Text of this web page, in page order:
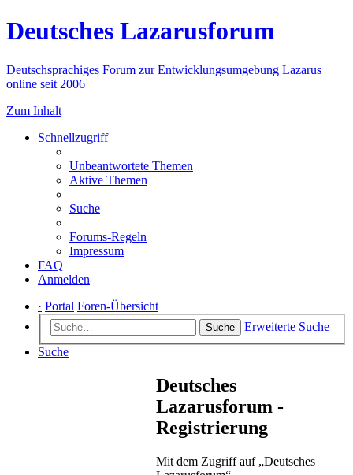
Deutsches Lazarusforum
Deutschsprachiges Forum zur Entwicklungsumgebung Lazarus
online seit 2006
Zum Inhalt
Schnellzugriff
Unbeantwortete Themen
Aktive Themen
Suche
Forums-Regeln
Impressum
FAQ
Anmelden
· Portal Foren-Übersicht
Suche
Erweiterte Suche
Suche
Deutsches
Lazarusforum -
Registrierung
Mit dem Zugriff auf „Deutsches